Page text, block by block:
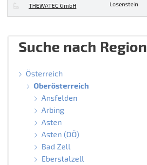
THEWATEC GmbH Losenstein
Suche nach Region
Österreich
Oberösterreich
Ansfelden
Arbing
Asten
Asten (OÖ)
Bad Zell
Eberstalzell